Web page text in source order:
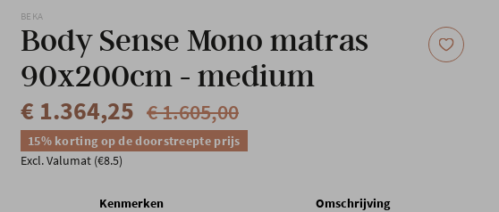
BEKA
Body Sense Mono matras
90x200cm - medium
€ 1.364,25 € 1.605,00
15% korting op de doorstreepte prijs
Excl. Valumat (€8.5)
Kenmerken Omschrijving